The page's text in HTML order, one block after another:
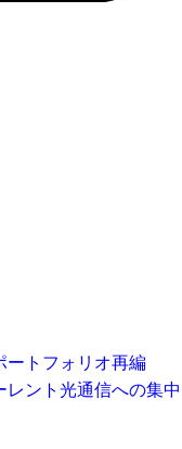
ートフォリオ再編
レント光通信への集中